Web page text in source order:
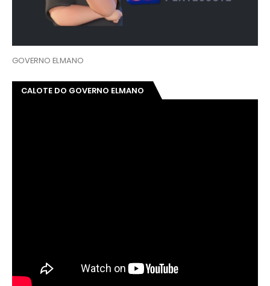
GOVERNO ELMANO
CALOTE DO GOVERNO ELMANO